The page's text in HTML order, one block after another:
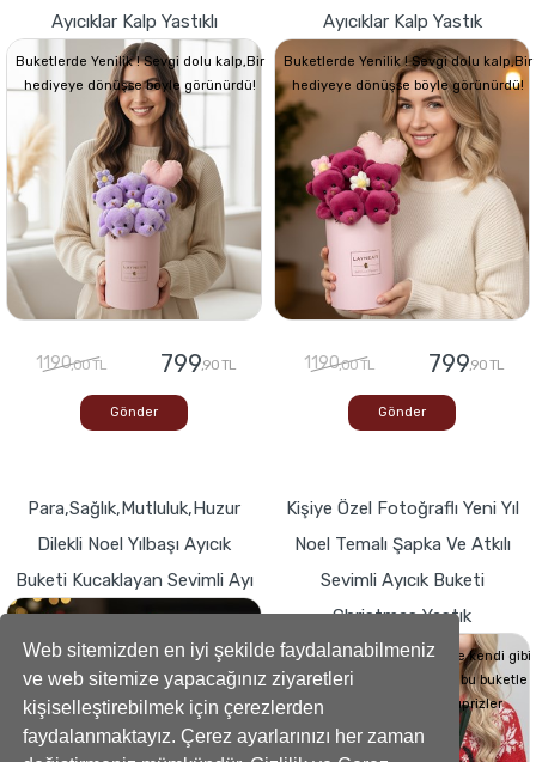
Web sitemizden en iyi şekilde faydalanabilmeniz
ve web sitemize yapacağınız ziyaretleri
kişiselleştirebilmek için çerezlerden
faydalanmaktayız. Çerez ayarlarınızı her zaman
Ayıcıklar Kalp Yastıklı
Buketlerde Yenilik ! Sevgi dolu kalp,Bir
hediyeye dönüşse böyle görünürdü!
1190,00 TL 799,90 TL
Gönder
Ayıcıklar Kalp Yastık
Buketlerde Yenilik ! Sevgi dolu kalp,Bir
hediyeye dönüşse böyle görünürdü!
1190,00 TL 799,90 TL
Gönder
Para,Sağlık,Mutluluk,Huzur
Dilekli Noel Yılbaşı Ayıcık
Buketi Kucaklayan Sevimli Ayı
hediyeye dönüşse böyle görünürdü!
Kişiye Özel Fotoğraflı Yeni Yıl
Noel Temalı Şapka Ve Atkılı
Sevimli Ayıcık Buketi
Christmas Yastık
Sevdiklerinizin Kalplerini de kendi gibi
yumuşacık hale getirecek bu buketle
sevdiklerinize küçük süprizler